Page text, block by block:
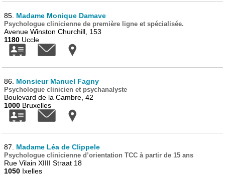
85. Madame Monique Damave
Psychologue clinicienne de première ligne et spécialisée.
Avenue Winston Churchill, 153
1180 Uccle
86. Monsieur Manuel Fagny
Psychologue clinicien et psychanalyste
Boulevard de la Cambre, 42
1000 Bruxelles
87. Madame Léa de Clippele
Psychologue clinicienne d’orientation TCC à partir de 15 ans
Rue Vilain XIIII Straat 18
1050 Ixelles